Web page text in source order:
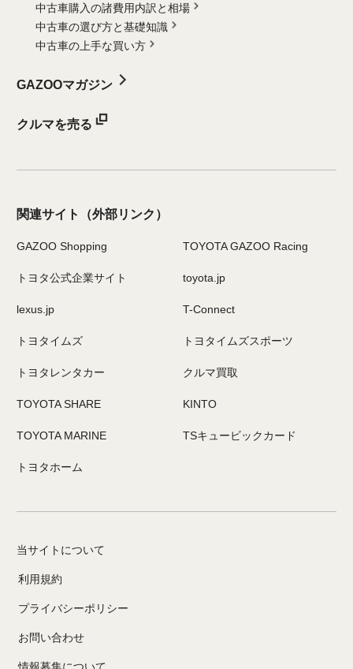
中古車購入の諸費用内訳と相場
中古車の選び方と基礎知識
中古車の上手な買い方
GAZOOマガジン
クルマを売る
関連サイト （外部リンク）
GAZOO Shopping TOYOTA GAZOO Racing
トヨタ公式企業サイト toyota.jp
lexus.jp T-Connect
トヨタイムズ トヨタイムズスポーツ
トヨタレンタカー クルマ買取
TOYOTA SHARE KINTO
TOYOTA MARINE TSキュービックカード
トヨタホーム
当サイトについて
利用規約
プライバシーポリシー
お問い合わせ